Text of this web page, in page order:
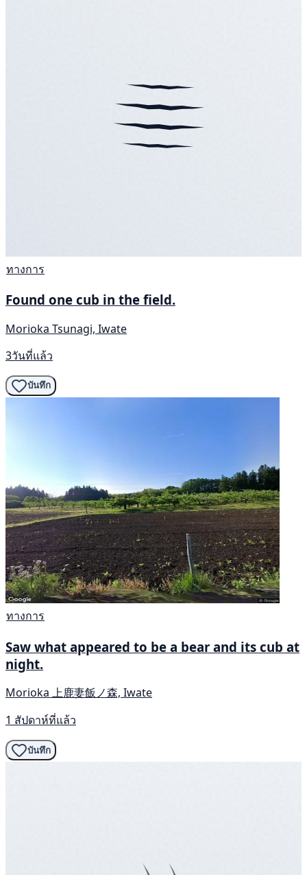
ทางการ
Found one cub in the field.
Morioka Tsunagi, Iwate
3วันที่แล้ว
บันทึก
ทางการ
Saw what appeared to be a bear and its cub at
night.
Morioka 上鹿妻飯ノ森, Iwate
1 สัปดาห์ที่แล้ว
บันทึก